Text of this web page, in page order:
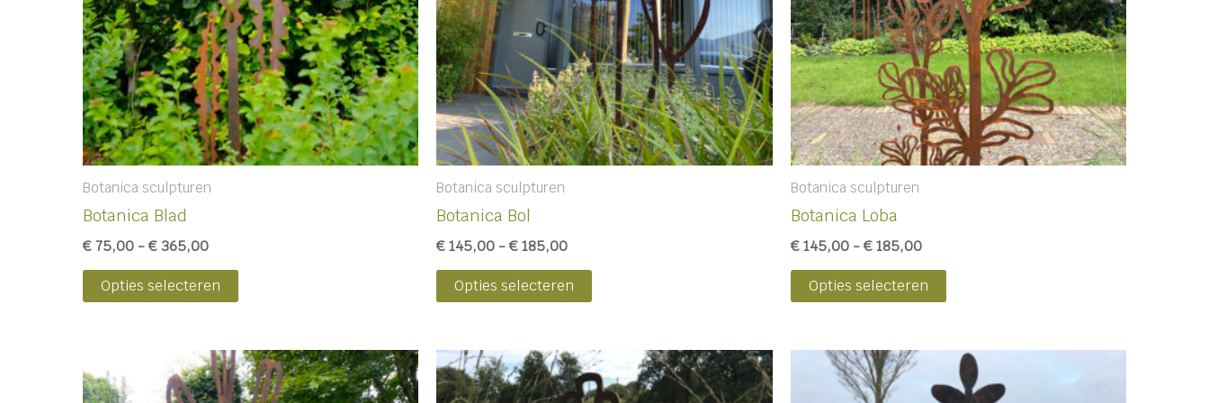
Botanica sculpturen
Botanica Blad
€ 75,00 -€ 365,00
Opties selecteren
kan
gekozen
worden
op
de
productpagina
Botanica sculpturen
Botanica Bol
€145,00 - €185,00
Opties selecteren
kan
gekozen
worden
op
de
productpagina
Botanica sculpturen
Botanica Loba
€145,00 - €185,00
Opties selecteren
kan
gekozen
worden
op
de
productpagina
Prijsklasse:
€ 145,00
tot
Dit
product
Prijsklasse:
€ 145,00
tot
Dit
product
Prijsklasse:
€ 145,00
tot
Dit
product